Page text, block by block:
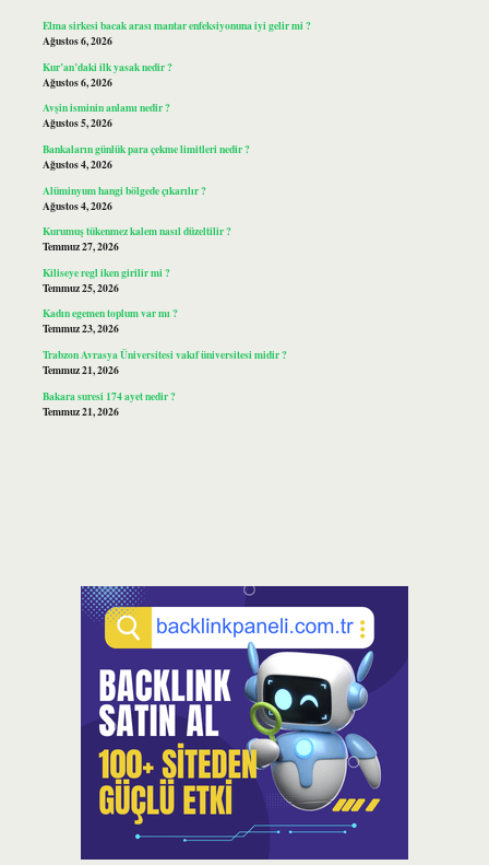
Elma sirkesi bacak arası mantar enfeksiyonuna iyi gelir mi ?
Ağustos 6, 2026
Kur’an’daki ilk yasak nedir ?
Ağustos 6, 2026
Avşin isminin anlamı nedir ?
Ağustos 5, 2026
Bankaların günlük para çekme limitleri nedir ?
Ağustos 4, 2026
Alüminyum hangi bölgede çıkarılır ?
Ağustos 4, 2026
Kurumuş tükenmez kalem nasıl düzeltilir ?
Temmuz 27, 2026
Kiliseye regl iken girilir mi ?
Temmuz 25, 2026
Kadın egemen toplum var mı ?
Temmuz 23, 2026
Trabzon Avrasya Üniversitesi vakıf üniversitesi midir ?
Temmuz 21, 2026
Bakara suresi 174 ayet nedir ?
Temmuz 21, 2026